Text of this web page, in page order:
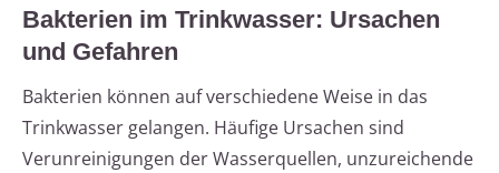
Bakterien im Trinkwasser: Ursachen
und Gefahren
Bakterien können auf verschiedene Weise in das
Trinkwasser gelangen. Häufige Ursachen sind
Verunreinigungen der Wasserquellen, unzureichende